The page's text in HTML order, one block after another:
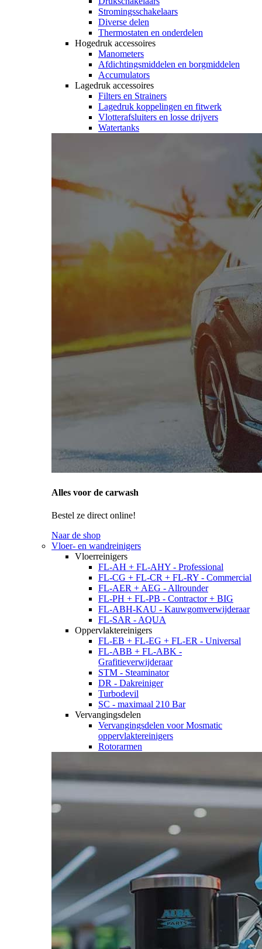
Stromingsschakelaars
Diverse delen
Thermostaten en onderdelen
Hogedruk accessoires
Manometers
Afdichtingsmiddelen en borgmiddelen
Accumulators
Lagedruk accessoires
Filters en Strainers
Lagedruk koppelingen en fitwerk
Vlotterafsluiters en losse drijvers
Watertanks
Alles voor de carwash
Bestel ze direct online!
Naar de shop
Vloer- en wandreinigers
Vloerreinigers
FL-AH + FL-AHY - Professional
FL-CG + FL-CR + FL-RY - Commercial
FL-AER + AEG - Allrounder
FL-PH + FL-PB - Contractor + BIG
FL-ABH-KAU - Kauwgomverwijderaar
FL-SAR - AQUA
Oppervlaktereinigers
FL-EB + FL-EG + FL-ER - Universal
FL-ABB + FL-ABK -
Grafitieverwijderaar
STM - Steaminator
DR - Dakreiniger
Turbodevil
SC - maximaal 210 Bar
Vervangingsdelen
Vervangingsdelen voor Mosmatic
oppervlaktereinigers
Rotorarmen